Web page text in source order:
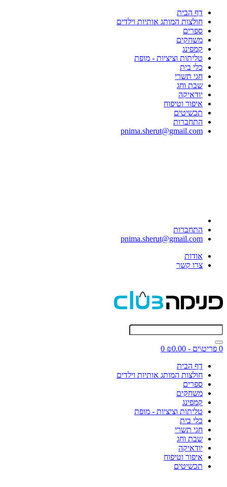
דף הבית
חולצות המותג אותיות וילדים
ספרים
משחקים
קמפינג
טליתות וציציות - מופת
כלי בית
חגי תשרי
שבת וחג
יודאיקה
איפור וטיפוח
תכשיטים
התחברות
pnima.sherut@gmail.com
התחברות
pnima.sherut@gmail.com
אודות
צרו קשר
0 פריט\ים - ₪0.00
0
דף הבית
חולצות המותג אותיות וילדים
ספרים
משחקים
קמפינג
טליתות וציציות - מופת
כלי בית
חגי תשרי
שבת וחג
יודאיקה
איפור וטיפוח
תכשיטים